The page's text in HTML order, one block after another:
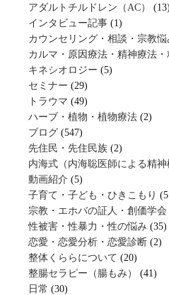
アダルトチルドレン（AC）
(13)
インタビュー記事 (1)
カウンセリング・相談・宗教悩
カルマ・原因療法・精神療法
キネシオロジー (5)
セミナー (29)
トラウマ (49)
ハーブ・植物・植物療法 (2)
ブログ (547)
先住民・先住民族 (2)
内海式（内海聡医師による精神
動画紹介 (5)
子育て・子ども・ひきこもり
宗教・エホバの証人・創価学
性被害・性暴力・性の悩み (35)
恋愛・恋愛分析・恋愛診断 (2)
整体くららについて (20)
整腸セラピー（腸もみ）
(41)
日常 (30)